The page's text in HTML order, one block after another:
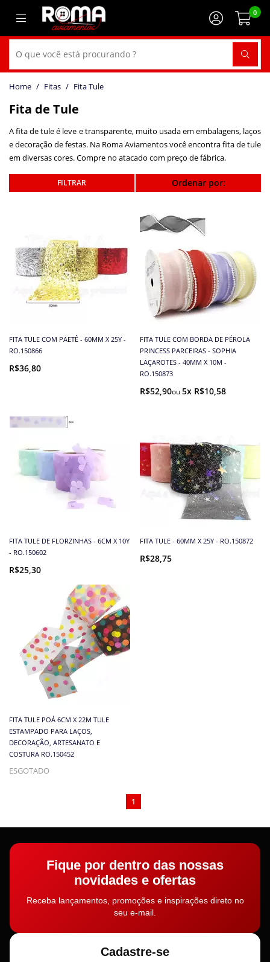
0
Fitas Fita Tule
Fita de Tule
A fita de tule é leve e transparente, muito usada em embalagens, laços
e decoração de festas. Na Roma Aviamentos você encontra fita de tule
em diversas cores. Compre no atacado com preço de fábrica.
Ordenar por:
FITA TULE COM PAETÊ - 60MM X 25Y -
RO.150866
R$36,80
FITA TULE COM BORDA DE PÉROLA
PRINCESS PARCEIRAS - SOPHIA
LAÇAROTES - 40MM X 10M -
RO.150873
R$52,90 5x R$10,58
FITA TULE DE FLORZINHAS - 6CM X 10Y
- RO.150602
R$25,30
FITA TULE - 60MM X 25Y - RO.150872
R$28,75
FITA TULE POÁ 6CM X 22M TULE
ESTAMPADO PARA LAÇOS,
DECORAÇÃO, ARTESANATO E
COSTURA RO.150452
ESGOTADO
1
Fique por dentro das nossas
novidades e ofertas
Receba lançamentos, promoções e inspirações direto no
seu e-mail.
Cadastre-se